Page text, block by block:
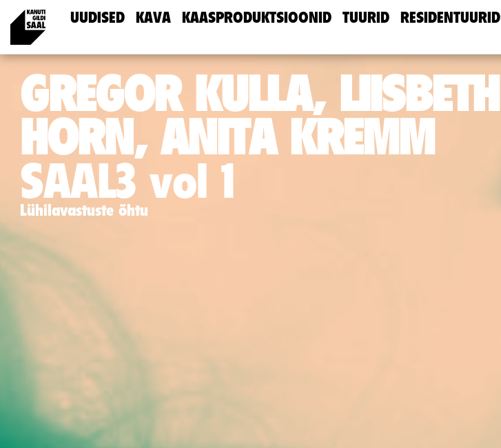
UUDISED KAVA KAASPRODUKTSIOONID TUURID RESIDENTUURID
GREGOR KULLA, LIISBETH
HORN, ANITA KREMM
SAAL3 vol 1
Lühilavastuste õhtu